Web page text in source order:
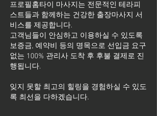
프로필홈타이 마사지는 전문적인 테라피
스트들과 함께하는 건강한 출장마사지 서
비스를 제공합니다.
고객님들이 안심하고 이용하실 수 있도록
보증금, 예약비 등의 명목으로 선입금 요구
없는 100% 관리사 도착 후 후불 결제로 진
행됩니다.
잊지 못할 최고의 힐링을 경험하실 수 있도
록 최선을 다하겠습니다.